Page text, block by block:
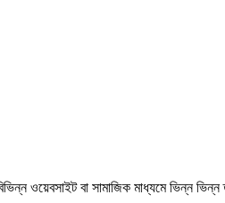
ওয়েবসাইট বা সামাজিক মাধ্যমে ভিন্ন ভিন্ন